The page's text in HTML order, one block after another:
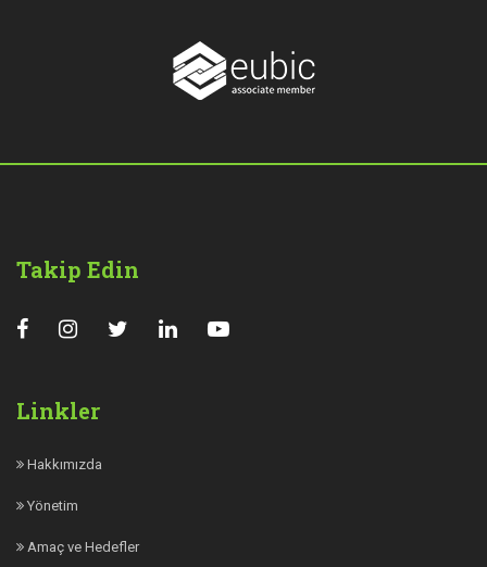
Takip Edin
Linkler
Hakkımızda
Yönetim
Amaç ve Hedefler